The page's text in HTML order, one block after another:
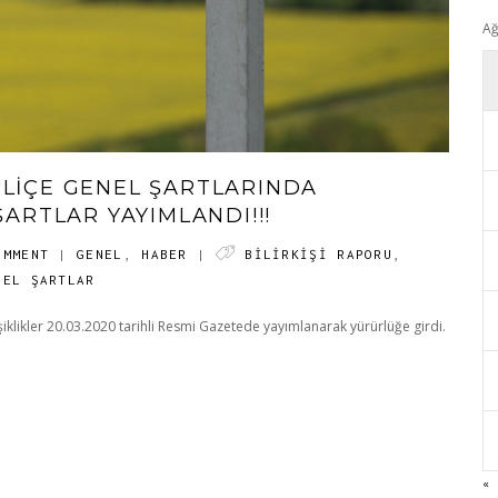
GENEL ŞARTLARINDA
YAYIMLANDI!!!
|GENEL HABER | BILIRKIŞI RAPORU
ŞARTLAR
20.03.2020 tarihli Resmi Gazetede yayımlanarak yürürlüğe girdi.
«